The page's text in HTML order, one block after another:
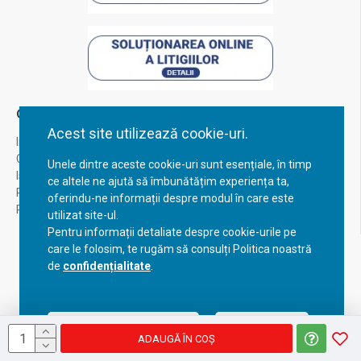
Acest site utilizează cookie-uri.
Unele dintre aceste cookie-uri sunt esențiale, în timp
ce altele ne ajută să îmbunătățim experiența ta,
oferindu-ne informații despre modul în care este
utilizat site-ul.
Pentru informații detaliate despre cookie-urile pe
care le folosim, te rugăm să consulți Politica noastră
de confidențialitate
Acceptă setările curente Configurează
ADAUGĂ ÎN COŞ
Contul Meu
Inregistrare
Contul meu
Istoric comenzi
Recuperare parola
Returnare produs
Copyright © 2023, BravoShop, toate drepturile rezervate!